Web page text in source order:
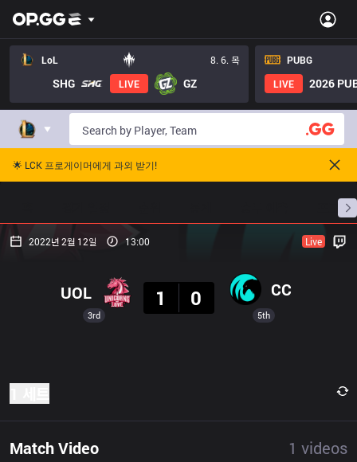
LoL 8. 6. 목
SHG LIVE GZ
PUBG
LIVE
2026
🌟 LCK 프로게이머에게 과외 받기!
프로빌
2022년 2월 12일 13:00 Live
3rd
UOL
1
0 CC
5th
Match Video 1 videos